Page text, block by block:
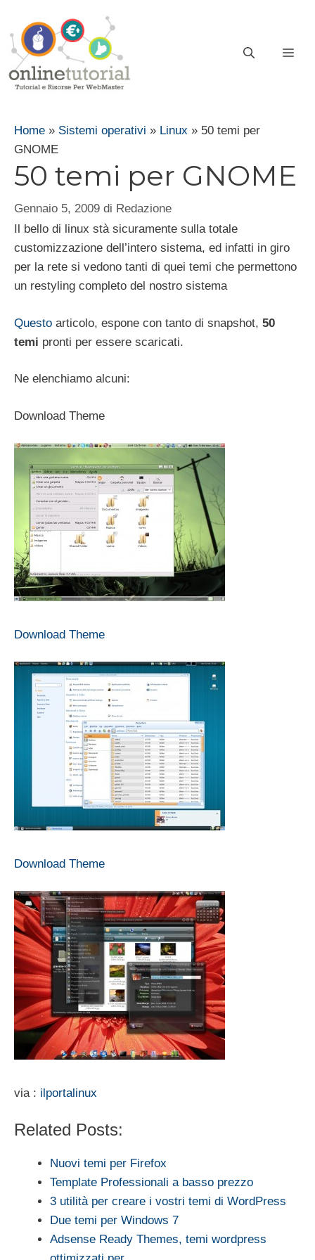
contenuto
Home » Sistemi operativi » Linux » 50 temi per
GNOME
50 temi per GNOME
Gennaio 5, 2009 di Redazione
Il bello di linux stà sicuramente sulla totale
customizzazione dell’intero sistema, ed infatti in giro
per la rete si vedono tanti di quei temi che permettono
un restyling completo del nostro sistema
Questo articolo, espone con tanto di snapshot, 50
temi pronti per essere scaricati.
Ne elenchiamo alcuni:
Download Theme
Download Theme
Download Theme
via : ilportalinux
Related Posts:
Nuovi temi per Firefox
Template Professionali a basso prezzo
3 utilità per creare i vostri temi di WordPress
Due temi per Windows 7
Adsense Ready Themes, temi wordpress